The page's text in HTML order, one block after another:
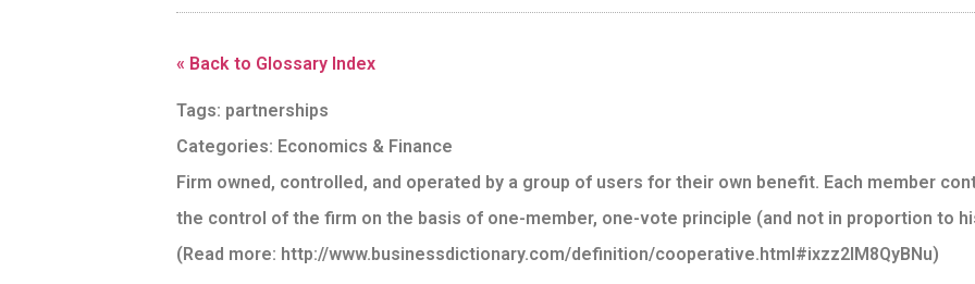
« Back to Glossary Index
Tags: partnerships
Categories: Economics & Finance
Firm owned, controlled, and operated by a group of users for their own benefit. Each member
the control of the firm on the basis of one-member, one-vote principle (and not in proportion to
(Read more: http://www.businessdictionary.com/definition/cooperative.html#ixzz2IM8QyBNu)